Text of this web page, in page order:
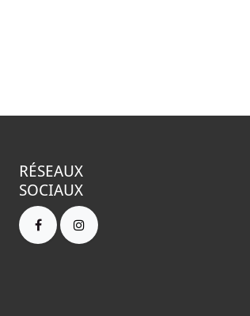
RÉSEAUX
SOCIAUX